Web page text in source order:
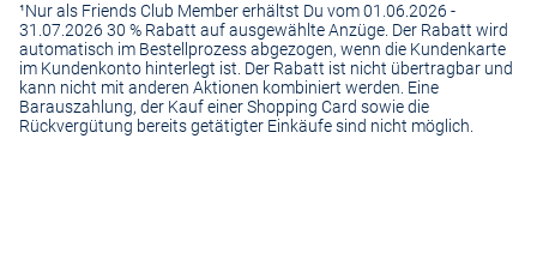
¹Nur als Friends Club Member erhältst Du vom 01.06.2026 -
31.07.2026 30 % Rabatt auf ausgewählte Anzüge. Der Rabatt wird
automatisch im Bestellprozess abgezogen, wenn die Kundenkarte
im Kundenkonto hinterlegt ist. Der Rabatt ist nicht übertragbar und
kann nicht mit anderen Aktionen kombiniert werden. Eine
Barauszahlung, der Kauf einer Shopping Card sowie die
Rückvergütung bereits getätigter Einkäufe sind nicht möglich.